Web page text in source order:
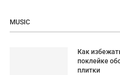
MUSIC
Как
поклейке
плитки